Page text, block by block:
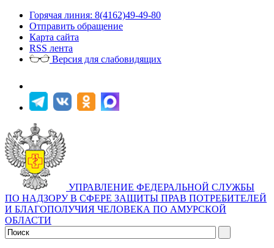
Горячая линия: 8(4162)49-49-80
Отправить обращение
Карта сайта
RSS лента
Версия для слабовидящих
УПРАВЛЕНИЕ ФЕДЕРАЛЬНОЙ СЛУЖБЫ
ПО НАДЗОРУ В СФЕРЕ ЗАЩИТЫ ПРАВ ПОТРЕБИТЕЛЕЙ
И БЛАГОПОЛУЧИЯ ЧЕЛОВЕКА ПО АМУРСКОЙ
ОБЛАСТИ